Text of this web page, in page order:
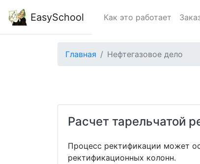
EasySchool Как это работает
Главная Нефтегазовое дело
Расчет тарельчатой
Процесс ректификации может
ректификационных колонн.